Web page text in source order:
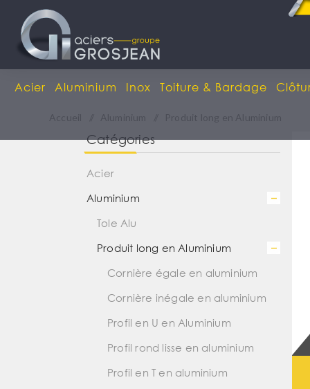
Acier Aluminium Inox Toiture & Bardage
Accueil Aluminium Produit long en Aluminium
Catégories
Acier
Aluminium
Tole Alu
Produit long en Aluminium
Cornière égale en aluminium
Cornière inégale en aluminium
Profil en U en Aluminium
Profil rond lisse en aluminium
Profil en T en aluminium